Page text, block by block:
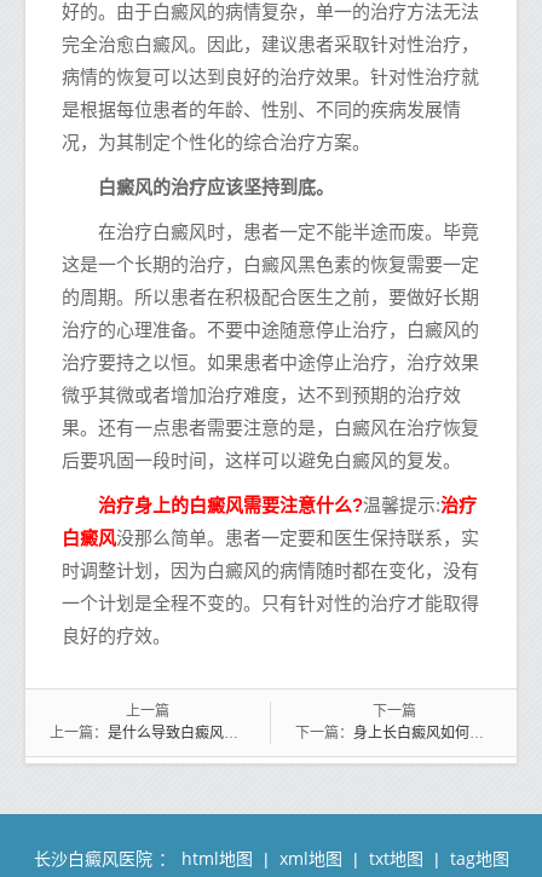
好的。由于白癜风的病情复杂，单一的治疗方法无法
完全治愈白癜风。因此，建议患者采取针对性治疗，
病情的恢复可以达到良好的治疗效果。针对性治疗就
是根据每位患者的年龄、性别、不同的疾病发展情
况，为其制定个性化的综合治疗方案。
白癜风的治疗应该坚持到底。
在治疗白癜风时，患者一定不能半途而废。毕竟
这是一个长期的治疗，白癜风黑色素的恢复需要一定
的周期。所以患者在积极配合医生之前，要做好长期
治疗的心理准备。不要中途随意停止治疗，白癜风的
治疗要持之以恒。如果患者中途停止治疗，治疗效果
微乎其微或者增加治疗难度，达不到预期的治疗效
果。还有一点患者需要注意的是，白癜风在治疗恢复
后要巩固一段时间，这样可以避免白癜风的复发。
治疗身上的白癜风需要注意什么?温馨提示:治疗
白癜风没那么简单。患者一定要和医生保持联系，实
时调整计划，因为白癜风的病情随时都在变化，没有
一个计划是全程不变的。只有针对性的治疗才能取得
良好的疗效。
上一篇
上一篇： 是什么导致白癜风难以治疗呢
下一篇
下一篇： 身上长白癜风如何治疗才不会复发呢
长沙白癜风医院 ： html地图 | xml地图 | txt地图 | tag地图